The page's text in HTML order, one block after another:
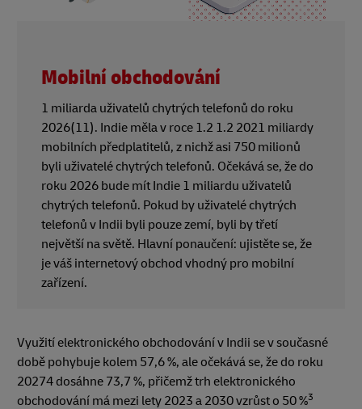
Mobilní obchodování
1 miliarda uživatelů chytrých telefonů do roku
2026(11). Indie měla v roce 1.2 1.2 2021 miliardy
mobilních předplatitelů, z nichž asi 750 milionů
byli uživatelé chytrých telefonů. Očekává se, že do
roku 2026 bude mít Indie 1 miliardu uživatelů
chytrých telefonů. Pokud by uživatelé chytrých
telefonů v Indii byli pouze zemí, byli by třetí
největší na světě. Hlavní ponaučení: ujistěte se, že
je váš internetový obchod vhodný pro mobilní
zařízení.
Využití elektronického obchodování v Indii se v současné
době pohybuje kolem 57,6 %, ale očekává se, že do roku
20274 dosáhne 73,7 %, přičemž trh elektronického
obchodování má mezi lety 2023 a 2030 vzrůst o 50 %3